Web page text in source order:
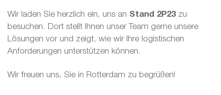
Wir laden Sie herzlich ein, uns an Stand 2P23zu
besuchen. Dort stellt Ihnen unser Team gerne unsere
Lösungen vor und zeigt, wie wir Ihre logistischen
Anforderungen unterstützen können.
Wir freuen uns, Sie in Rotterdam zu begrüßen!